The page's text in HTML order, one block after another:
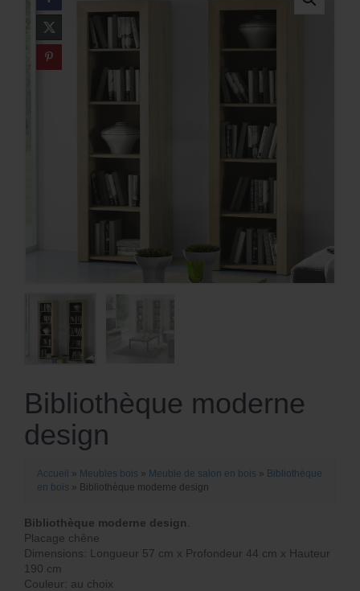
Bibliothèque moderne
design
Accueil » Meubles bois » Meuble de salon en bois » Bibliothèque
en bois » Bibliothèque moderne design
Bibliothèque moderne design
Placage chêne
Dimensions: Longueur 57 cm x Profondeur 44 cm x Hauteur
190 cm
Couleur: au choix